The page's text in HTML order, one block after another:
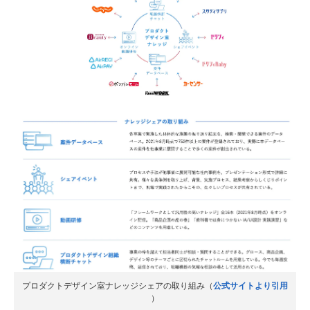
プロダクトデザイン室ナレッジシェアの取り組み（公式サイトより引用
）